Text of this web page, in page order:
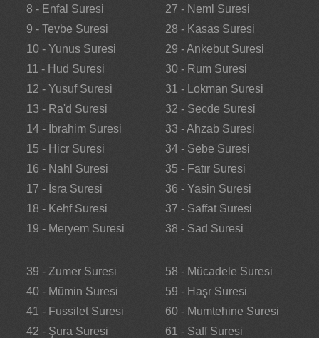
8 - Enfal Suresi
9 - Tevbe Suresi
10 - Yunus Suresi
11 - Hud Suresi
12 - Yusuf Suresi
13 - Ra'd Suresi
14 - İbrahim Suresi
15 - Hicr Suresi
16 - Nahl Suresi
17 - İsra Suresi
18 - Kehf Suresi
19 - Meryem Suresi
27 - Neml Suresi
28 - Kasas Suresi
29 - Ankebut Suresi
30 - Rum Suresi
31 - Lokman Suresi
32 - Secde Suresi
33 - Ahzab Suresi
34 - Sebe Suresi
35 - Fatır Suresi
36 - Yasin Suresi
37 - Saffat Suresi
38 - Sad Suresi
39 - Zumer Suresi
40 - Mümin Suresi
41 - Fussilet Suresi
42 - Şura Suresi
58 - Mücadele Suresi
59 - Haşr Suresi
60 - Mumtehine Suresi
61 - Saff Suresi